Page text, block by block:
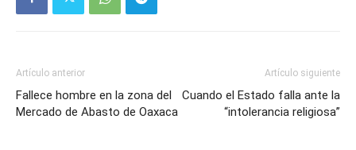
Artículo anterior
Fallece hombre en la zona del
Mercado de Abasto de Oaxaca
Artículo siguiente
Cuando el Estado falla ante la
“intolerancia religiosa”